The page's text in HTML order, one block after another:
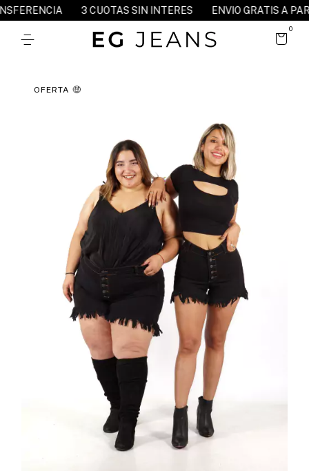
3 CUOTAS SIN INTERES ENVIO GRATIS A PARTIR DE
0
OFERTA 🤑